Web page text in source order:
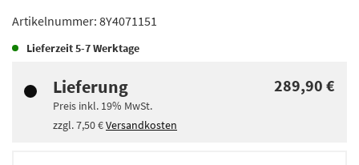
Artikelnummer: 8Y4071151
Lieferzeit5-7 Werktage
Lieferung
Preis inkl. 19% MwSt.
zzgl.7,50 €Versandkosten
289,90 €